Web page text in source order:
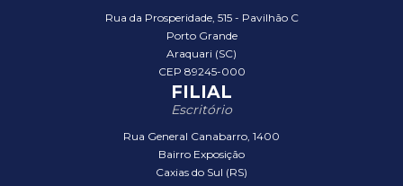
Rua da Prosperidade, 515 - Pavilhão C
Porto Grande
Araquari (SC)
CEP 89245-000
FILIAL
Escritório
Rua General Canabarro, 1400
Bairro Exposição
Caxias do Sul (RS)